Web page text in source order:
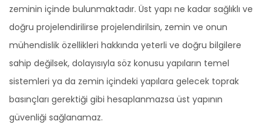
zeminin içinde bulunmaktadır. Üst yapı ne kadar sağlıklı ve
doğru projelendirilirse projelendirilsin, zemin ve onun
mühendislik özellikleri hakkında yeterli ve doğru bilgilere
sahip değilsek, dolayısıyla söz konusu yapıların temel
sistemleri ya da zemin içindeki yapılara gelecek toprak
basınçları gerektiği gibi hesaplanmazsa üst yapının
güvenliği sağlanamaz.